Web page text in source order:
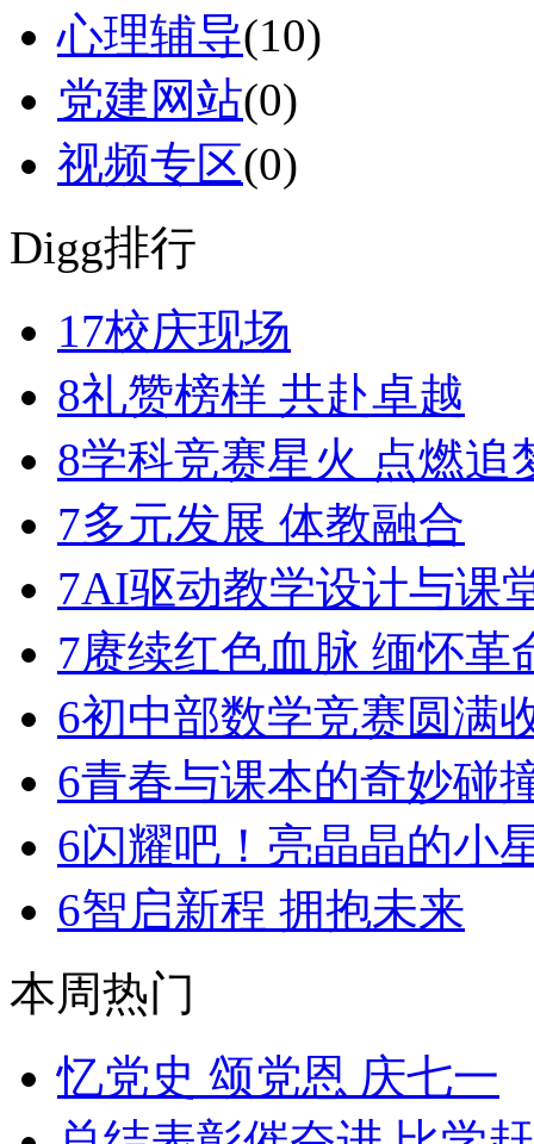
心理辅导(10)
党建网站(0)
视频专区(0)
Digg排行
17校庆现场
8礼赞榜样 共赴卓越
8学科竞赛星火 点燃追
7多元发展 体教融合
7AI驱动教学设计与课
7赓续红色血脉 缅怀革
6初中部数学竞赛圆满
6青春与课本的奇妙碰
6闪耀吧！亮晶晶的小
6智启新程 拥抱未来
本周热门
忆党史 颂党恩 庆七一